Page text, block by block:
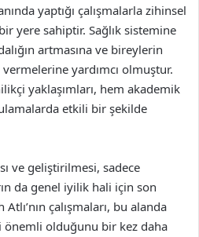
yaptığı çalışmalarla zihinsel
yere sahiptir. Sağlık sistemine
artmasına ve bireylerin
yardımcı olmuştur.
yaklaşımları, hem akademik
etkili bir şekilde
ve geliştirilmesi, sadece
da genel iyilik hali için son
çalışmaları, bu alanda
önemli olduğunu bir kez daha